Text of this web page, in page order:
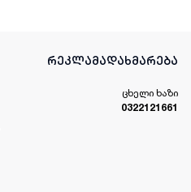
რეკლამადახმარება
ცხელი ხაზი
0322121661